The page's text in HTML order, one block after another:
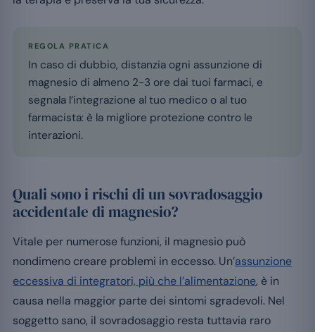
REGOLA PRATICA
In caso di dubbio, distanzia ogni assunzione di
magnesio di almeno 2-3 ore dai tuoi farmaci, e
segnala l’integrazione al tuo medico o al tuo
farmacista: è la migliore protezione contro le
interazioni.
Quali sono i rischi di un sovradosaggio
accidentale di magnesio?
Vitale per numerose funzioni, il magnesio può
nondimeno creare problemi in eccesso. Un’assunzione
eccessiva di integratori, più che l’alimentazione, è in
causa nella maggior parte dei sintomi sgradevoli. Nel
soggetto sano, il sovradosaggio resta tuttavia raro